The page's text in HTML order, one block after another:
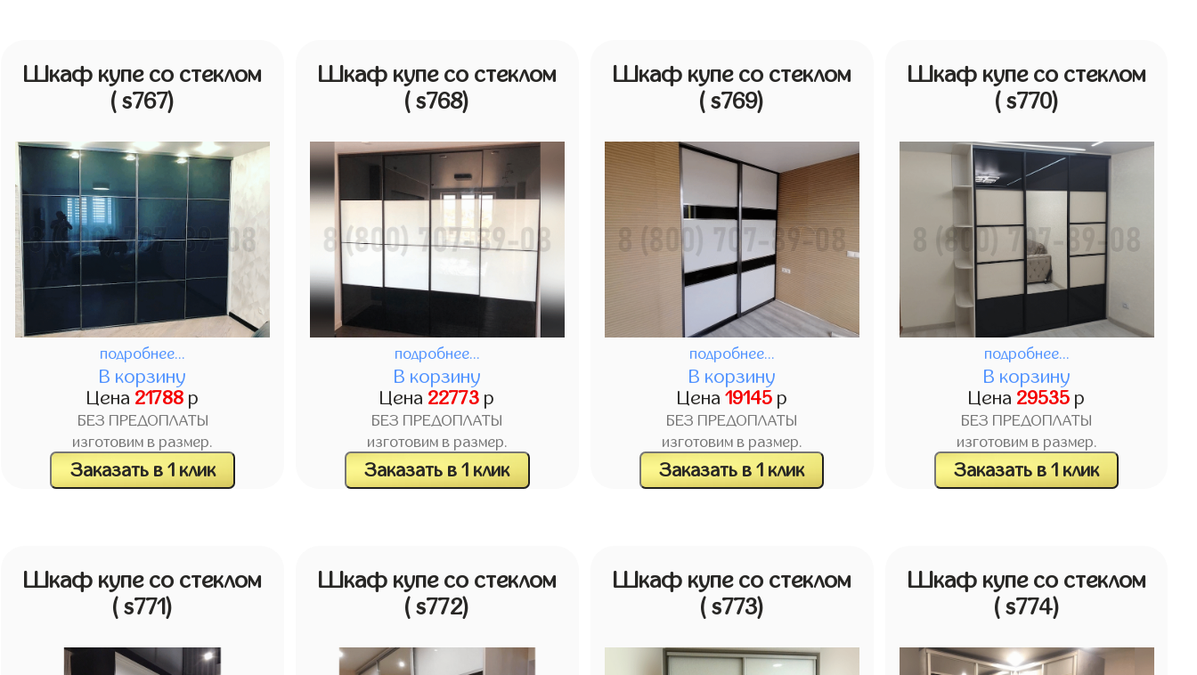
Шкаф купе со стеклом
( s767)
подробнее...
В корзину
Цена 21788 р
БЕЗ ПРЕДОПЛАТЫ
изготовим в размер.
Заказать в 1 клик
Шкаф купе со стеклом
( s768)
подробнее...
В корзину
Цена 22773 р
БЕЗ ПРЕДОПЛАТЫ
изготовим в размер.
Заказать в 1 клик
Шкаф купе со стеклом
( s769)
подробнее...
В корзину
Цена 19145р
БЕЗ ПРЕДОПЛАТЫ
изготовим в размер.
Заказать в 1 клик
Шкаф купе со стеклом
( s770)
подробнее...
В корзину
Цена 29535 р
БЕЗ ПРЕДОПЛАТЫ
изготовим в размер.
Заказать в 1 клик
Шкаф купе со стеклом
( s771)
Шкаф купе со стеклом
( s772)
Шкаф купе со стеклом
( s773)
Шкаф купе со стеклом
( s774)